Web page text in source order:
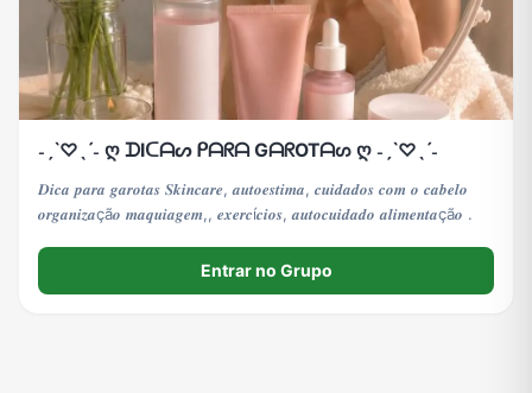
˗ˏˋ♡ˎˊ˗ ღ ᗪIᑕᗩᔕ ᑭᗩᖇᗩ GᗩᖇOTᗩᔕ ღ ˗ˏˋ♡ˎˊ˗
𝑫𝒊𝒄𝒂 𝒑𝒂𝒓𝒂 𝒈𝒂𝒓𝒐𝒕𝒂𝒔 𝑺𝒌𝒊𝒏𝒄𝒂𝒓𝒆, 𝒂𝒖𝒕𝒐𝒆𝒔𝒕𝒊𝒎𝒂, 𝒄𝒖𝒊𝒅𝒂𝒅𝒐𝒔 𝒄𝒐𝒎 𝒐 𝒄𝒂𝒃𝒆𝒍𝒐
𝒐𝒓𝒈𝒂𝒏𝒊𝒛𝒂çã𝒐 𝒎𝒂𝒒𝒖𝒊𝒂𝒈𝒆𝒎,, 𝒆𝒙𝒆𝒓𝒄í𝒄𝒊𝒐𝒔, 𝒂𝒖𝒕𝒐𝒄𝒖𝒊𝒅𝒂𝒅𝒐 𝒂𝒍𝒊𝒎𝒆𝒏𝒕𝒂çã𝒐 .
Entrar no Grupo